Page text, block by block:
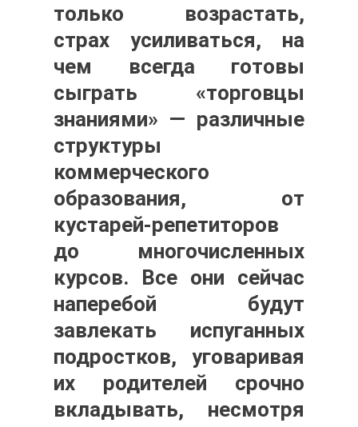
только возрастать,
страх усиливаться, на
чем всегда готовы
сыграть «торговцы
знаниями» — различные
структуры
коммерческого
образования, от
кустарей-репетиторов
до многочисленных
курсов. Все они сейчас
наперебой будут
завлекать испуганных
подростков, уговаривая
их родителей срочно
вкладывать, несмотря